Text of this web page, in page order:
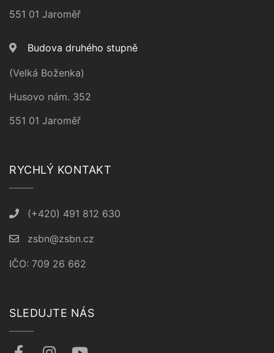
551 01 Jaroměř
Budova druhého stupně
(Velká Boženka)
Husovo nám. 352
551 01 Jaroměř
RYCHLÝ KONTAKT
(+420) 491 812 630
zsbn@zsbn.cz
IČO: 709 26 662
SLEDUJTE NÁS